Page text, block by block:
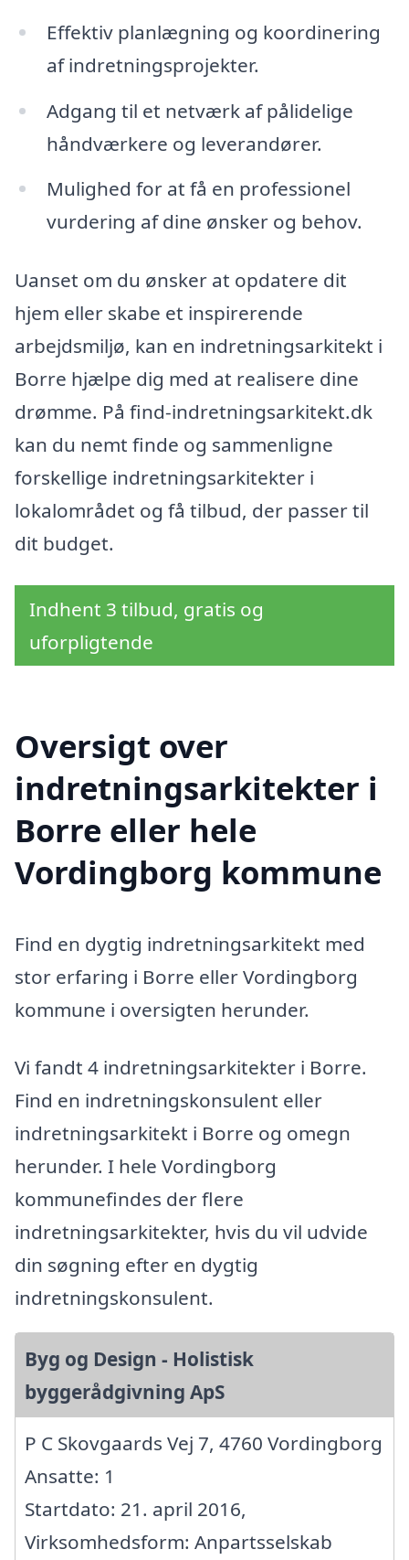
Effektiv planlægning og koordinering
af indretningsprojekter.
Adgang til et netværk af pålidelige
håndværkere og leverandører.
Mulighed for at få en professionel
vurdering af dine ønsker og behov.
Uanset om du ønsker at opdatere dit
hjem eller skabe et inspirerende
arbejdsmiljø, kan en indretningsarkitekt i
Borre hjælpe dig med at realisere dine
drømme. På find-indretningsarkitekt.dk
kan du nemt finde og sammenligne
forskellige indretningsarkitekter i
lokalområdet og få tilbud, der passer til
dit budget.
Indhent 3 tilbud, gratis og
uforpligtende
Oversigt over
indretningsarkitekter i
Borre eller hele
Vordingborg kommune
Find en dygtig indretningsarkitekt med
stor erfaring i Borre eller Vordingborg
kommune i oversigten herunder.
Vi fandt 4 indretningsarkitekter i Borre.
Find en indretningskonsulent eller
indretningsarkitekt i Borre og omegn
herunder. I hele Vordingborg
kommunefindes der flere
indretningsarkitekter, hvis du vil udvide
din søgning efter en dygtig
indretningskonsulent.
Byg og Design - Holistisk
byggerådgivning ApS
P C Skovgaards Vej 7, 4760 Vordingborg
Ansatte: 1
Startdato: 21. april 2016,
Virksomhedsform: Anpartsselskab